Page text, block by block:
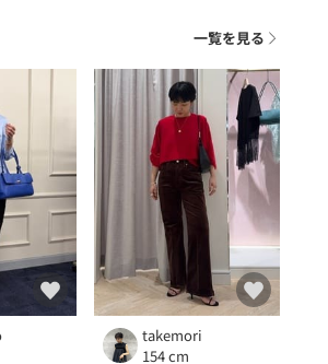
一覧を見る
takemori
154 cm